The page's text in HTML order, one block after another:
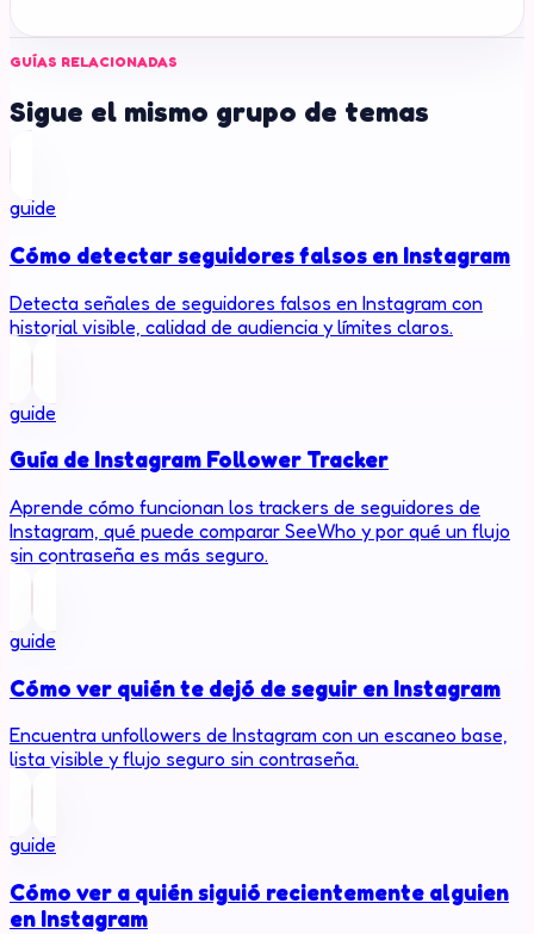
GUÍAS RELACIONADAS
Sigue el mismo grupo de temas
guide
Cómo detectar seguidores falsos en Instagram
Detecta señales de seguidores falsos en Instagram con
historial visible, calidad de audiencia y límites claros.
guide
Guía de Instagram Follower Tracker
Aprende cómo funcionan los trackers de seguidores de
Instagram, qué puede comparar SeeWho y por qué un flujo
sin contraseña es más seguro.
guide
Cómo ver quién te dejó de seguir en Instagram
Encuentra unfollowers de Instagram con un escaneo base,
lista visible y flujo seguro sin contraseña.
guide
Cómo ver a quién siguió recientemente alguien
en Instagram